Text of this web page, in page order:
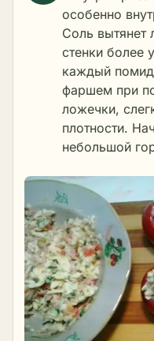
особенно
Соль вытянет
стенки более
каждый
фаршем при
ложечки,
плотности.
небольшой